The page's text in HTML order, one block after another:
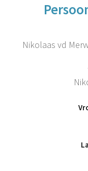
Nikolaas vd